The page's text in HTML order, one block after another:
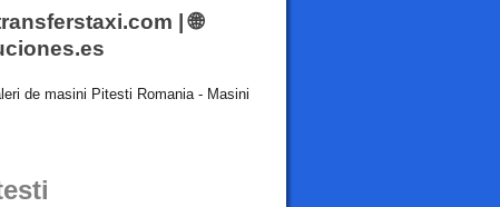
| 🌐
de masini Pitesti Romania - Masini